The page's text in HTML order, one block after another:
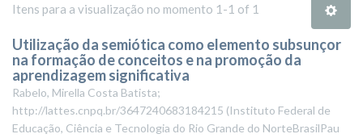
Itens para a visualização no momento 1-1 of 1
Utilização da semiótica como elemento subsunçor
na formação de conceitos e na promoção da
aprendizagem significativa
Rabelo, Mirella Costa Batista;
http://lattes.cnpq.br/3647240683184215 (Instituto Federal de
Educação, Ciência e Tecnologia do Rio Grande do NorteBrasilPau